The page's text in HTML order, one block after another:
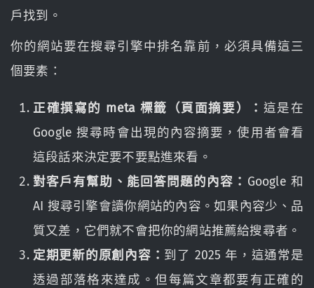
戶找到。
你的網站要在搜尋引擎中排名靠前，必須具備這三
個要素：
正確撰寫的 meta 標籤（頁面摘要）： 這是在
Google 搜尋時會出現的內容摘要，使用者會看
這段話來決定要不要點進來看。
對客戶有幫助、能回答問題的內容： Google 和
AI 搜尋引擎會讀你網站的內容。如果內容少、品
質又差，它們就不會把你的網站推薦給搜尋者。
定期更新的原創內容： 到了 2025 年，這通常是
透過部落格來達成。但每篇文章都要有正確的